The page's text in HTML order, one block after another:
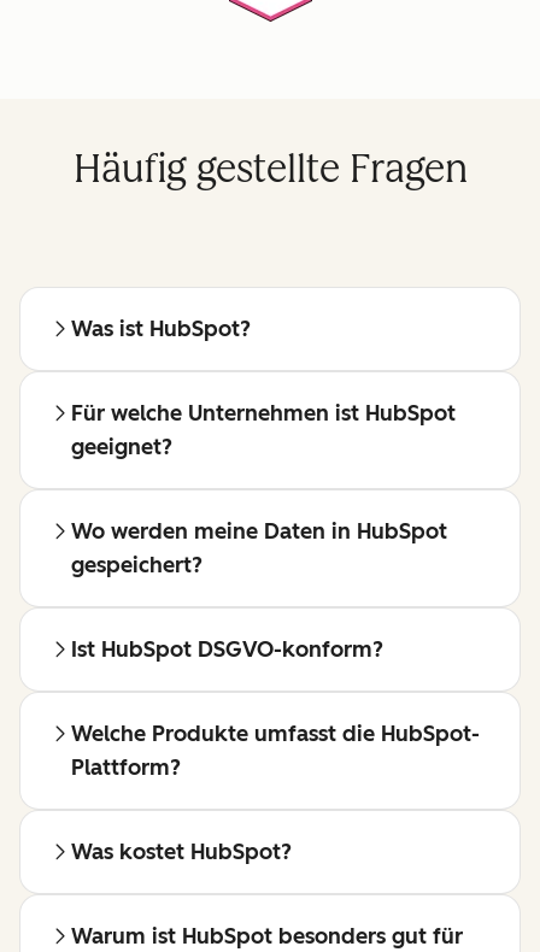
Häufig gestellte Fragen
Was ist HubSpot?
Für welche Unternehmen ist HubSpot
geeignet?
Wo werden meine Daten in HubSpot
gespeichert?
Ist HubSpot DSGVO-konform?
Welche Produkte umfasst die HubSpot-
Plattform?
Was kostet HubSpot?
Warum ist HubSpot besonders gut für